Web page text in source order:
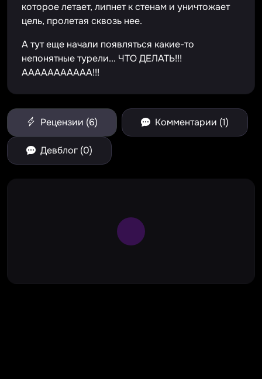
которое летает, липнет к стенам и уничтожает
цель, пролетая сквозь нее.
А тут еще начали появляться какие-то
непонятные турели... ЧТО ДЕЛАТЬ!!!
ААААААААААА!!!
Рецензии (6) Комментарии (1)
Девблог (0)
Large Spinner